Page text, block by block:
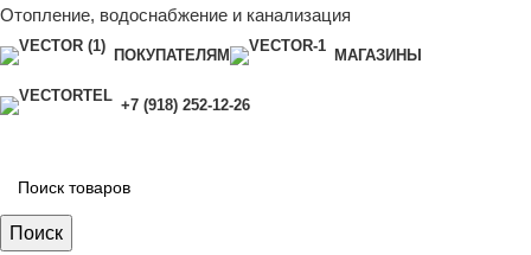
Отопление, водоснабжение и канализация
ПОКУПАТЕЛЯМ МАГАЗИНЫ
+7 (918) 252-12-26
Поиск